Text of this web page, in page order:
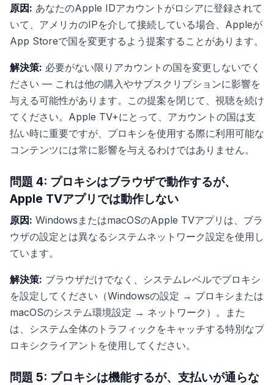
原因: あなたのApple IDアカウントがロシアに登録されて
いて、アメリカのIPを介して接続している場合、Appleが
App Storeで国を変更するよう提案することがあります。
解決策: 必要がない限りアカウントの国を変更しないでく
ださい — これは他の購入やサブスクリプションに影響を
与える可能性があります。この提案を閉じて、視聴を続け
てください。Apple TV+にとって、アカウントの国は支
払い時に重要ですが、プロキシを使用する際に利用可能な
コンテンツには常に影響を与えるわけではありません。
問題 4: プロキシはブラウザで動作するが、
Apple TVアプリでは動作しない
原因: WindowsまたはmacOSのApple TVアプリは、ブラ
ウザの設定とは異なるシステムネットワーク設定を使用し
ています。
解決策: ブラウザだけでなく、システムレベルでプロキシ
を設定してください（Windowsの設定 → プロキシまたは
macOSのシステム環境設定 → ネットワーク）。また
は、システム全体のトラフィックをキャッチする特別なプ
ロキシクライアントを使用してください。
問題 5: プロキシは機能するが、支払いが通らな